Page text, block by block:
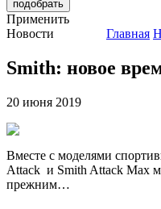
Применить
Новости
Главная
Smith: новое
20 июня 2019
Вместе с моделями
Attack и Smith Attack Max
прежним…